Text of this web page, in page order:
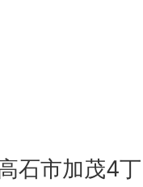
石市加茂4丁